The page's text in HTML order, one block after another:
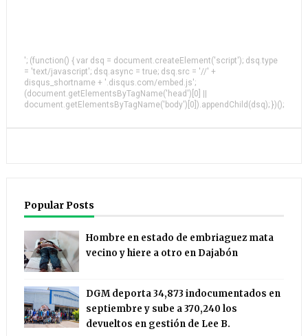
'; (function() { var dsq = document.createElement('script'); dsq.type
= 'text/javascript'; dsq.async = true; dsq.src = '//' +
disqus_shortname + '.disqus.com/embed.js';
(document.getElementsByTagName('head')[0] ||
document.getElementsByTagName('body')[0]).appendChild(dsq); })();
Popular Posts
Hombre en estado de embriaguez mata
vecino y hiere a otro en Dajabón
DGM deporta 34,873 indocumentados en
septiembre y sube a 370,240 los
devueltos en gestión de Lee B.